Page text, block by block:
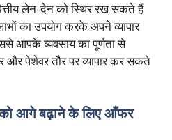
लेन-देन को स्थिर रख सकते हैं
का उपयोग करके अपने व्यापार
आपके व्यवसाय का पूर्णता से
और पेशेवर तौर पर व्यापार कर सकते
को आगे बढ़ाने के लिए आँफर